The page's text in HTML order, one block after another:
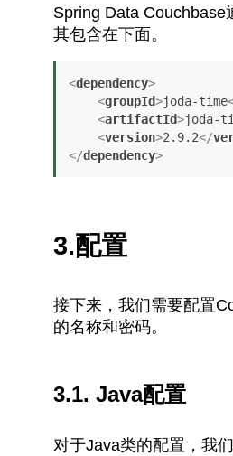
Spring Data
其包含在下面。
<dependency>
<groupId>joda-time
<artifactId>joda-
<version>2.9.2</
</dependency>
3.配置
接下来，我们需要配置
的名称和密码。
3.1. Java配置
对于Java类的配置，我